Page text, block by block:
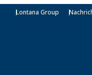
Lontana Group